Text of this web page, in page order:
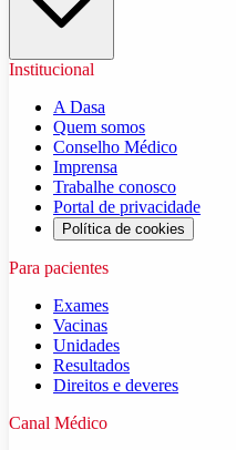
Institucional
A Dasa
Quem somos
Conselho Médico
Imprensa
Trabalhe conosco
Portal de privacidade
Política de cookies
Para pacientes
Exames
Vacinas
Unidades
Resultados
Direitos e deveres
Canal Médico